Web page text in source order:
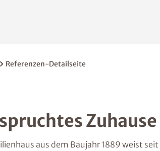
Referenzen-Detailseite
Zuhause
aus dem Baujahr 1889 weist